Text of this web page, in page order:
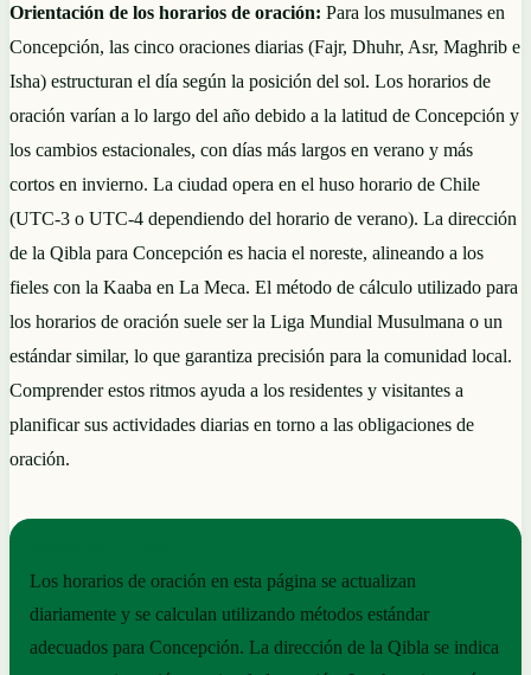
Orientación de los horarios de oración: Para los musulmanes en
Concepción, las cinco oraciones diarias (Fajr, Dhuhr, Asr, Maghrib e
Isha) estructuran el día según la posición del sol. Los horarios de
oración varían a lo largo del año debido a la latitud de Concepción y
los cambios estacionales, con días más largos en verano y más
cortos en invierno. La ciudad opera en el huso horario de Chile
(UTC-3 o UTC-4 dependiendo del horario de verano). La dirección
de la Qibla para Concepción es hacia el noreste, alineando a los
fieles con la Kaaba en La Meca. El método de cálculo utilizado para
los horarios de oración suele ser la Liga Mundial Musulmana o un
estándar similar, lo que garantiza precisión para la comunidad local.
Comprender estos ritmos ayuda a los residentes y visitantes a
planificar sus actividades diarias en torno a las obligaciones de
oración.
Los horarios de oración en esta página se actualizan
diariamente y se calculan utilizando métodos estándar
adecuados para Concepción. La dirección de la Qibla se indica